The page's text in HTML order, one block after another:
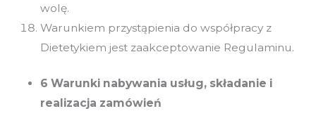
wolę.
Warunkiem przystąpienia do współpracy z
Dietetykiem jest zaakceptowanie Regulaminu.
6 Warunki nabywania usług, składanie i
realizacja zamówień